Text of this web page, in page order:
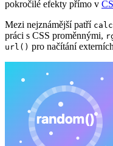
pokročilé efekty přímo v
Mezi nejznámější patří
práci s CSS proměnnými,
url() pro načítání